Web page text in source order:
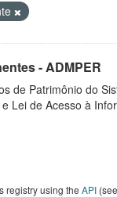
- ADMPER
de Patrimônio do
Lei de Acesso à
registry using the API (see